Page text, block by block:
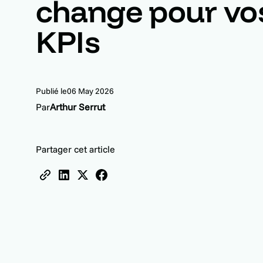
change pour
KPIs
Publié le06 May 2026
ParArthur Serrut
Partager cet article